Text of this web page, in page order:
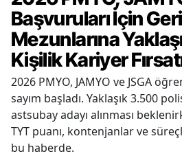
Başvuruları İçin
Mezunlarına
Kişilik Kariyer
2026 PMYO, JAMYO ve JSGA
sayım başladı. Yaklaşık 3.500
astsubay adayı alınması
TYT puanı, kontenjanlar ve
bu haberde.